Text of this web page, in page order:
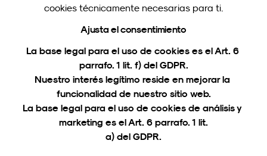
cookies técnicamente necesarias para ti.
Ajusta el consentimiento
La base legal para el uso de cookies es el Art. 6
parrafo. 1 lit. f) del GDPR.
Nuestro interés legítimo reside en mejorar la
funcionalidad de nuestro sitio web.
La base legal para el uso de cookies de análisis y
marketing es el Art. 6 parrafo. 1 lit.
a) del GDPR.